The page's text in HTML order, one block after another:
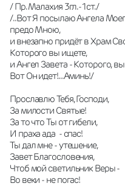
/ Пр. Малахия 3гл.-1ст./
/..Вот Я посылаю Ангела
предо Мною,
и внезапно придёт в Храм
Которого вы ищете,
и Ангел Завета - Которого,
Вот Он идет!...Аминь!/
Прославлю Тебя, Господи,
За милости Святые!
За то что Ты от гибели,
И праха ада  - спас!
Ты дал мне - утешение,
Завет Благословения,
Чтоб мой светильник Веры -
Во веки - не погас!